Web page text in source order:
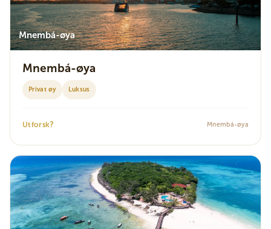
Mnembá-øya
Mnembá-øya
Privat øy Luksus
Utforsk? Mnembá-øya